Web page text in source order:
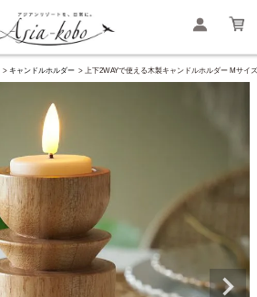
キャンドルホルダー 上下2WAYで使える木製キャンドルホルダー Mサイ